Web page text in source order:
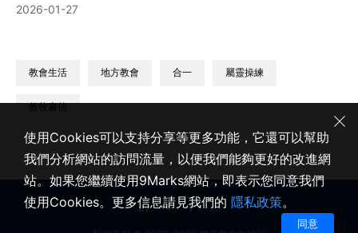
2026-01-27
教會生活 地方教會 合一 屬靈操練
教牧書信
使用Cookies可以支持分享等更多功能，它還可以幫助
我們分析網站的訪問流量，以便我們能夠更好的改進網
站。如果您繼續使用9Marks網站，即表示您同意我們
使用Cookies。更多信息請見我們的 隱私政策。
同意